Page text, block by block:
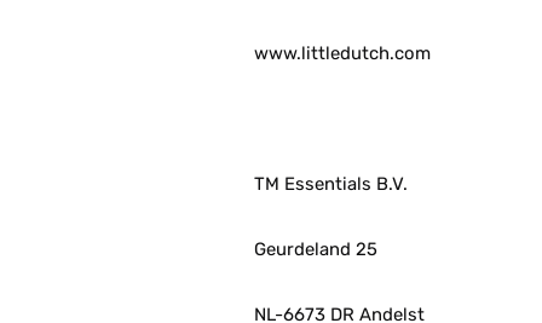
www.littledutch.com
TM Essentials B.V.
Geurdeland 25
NL-6673 DR Andelst